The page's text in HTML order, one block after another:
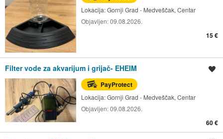
Lokacija:Gornji Grad - Medveščak, Centar
Objavljen:09.08.2026.
15 €
Filter vode za akvarijum i grijač- EHEIM
PayProtect
Lokacija:Gornji Grad - Medveščak, Centar
Objavljen:09.08.2026.
60 €